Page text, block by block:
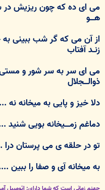
می ای ده که چون ریزیش در سبو
هــــو
از آن می که گر شب ببینی به
زنــد آفتاب
می ای سر به سر شور و مستی و
ذوالــــجلال
دلا خیز و پایی به میخانه نه
دماغم زمـــــیخانه بویی
تو در حلقه ی می پرستان درا
به میخانه آی و صفا را ببین